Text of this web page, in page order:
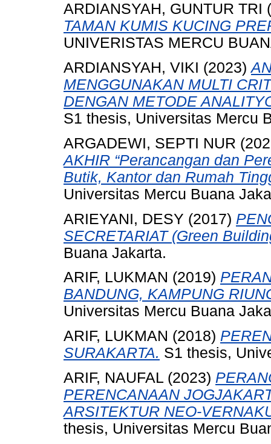
ARDIANSYAH, GUNTUR TRI
TAMAN KUMIS KUCING
UNIVERISTAS MERCU
ARDIANSYAH, VIKI (2023)
MENGGUNAKAN MULTI
DENGAN METODE
S1 thesis, Universitas Mercu
ARGADEWI, SEPTI NUR
AKHIR “Perancangan dan
Butik, Kantor dan Rumah
Universitas Mercu Buana
ARIEYANI, DESY (2017)
SECRETARIAT (Green
Buana Jakarta.
ARIF, LUKMAN (2019)
BANDUNG, KAMPUNG
Universitas Mercu Buana
ARIF, LUKMAN (2018)
SURAKARTA. S1 thesis,
ARIF, NAUFAL (2023)
PERENCANAAN
ARSITEKTUR NEO-
thesis, Universitas Mercu